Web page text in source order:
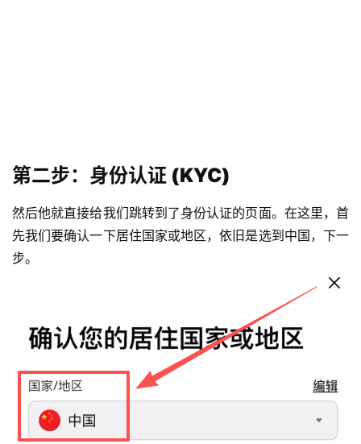
第二步：身份认证 (KYC)
然后他就直接给我们跳转到了身份认证的页面。在这里，首
先我们要确认一下居住国家或地区，依旧是选到中国，下一
步。